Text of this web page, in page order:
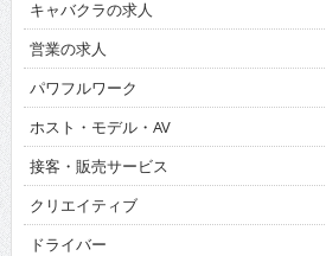
キャバクラの求人
営業の求人
パワフルワーク
ホスト・モデル・AV
接客・販売サービス
クリエイティブ
ドライバー